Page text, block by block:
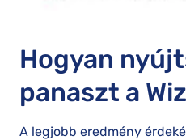
Hogyan
panaszt a
A legjobb eredmény